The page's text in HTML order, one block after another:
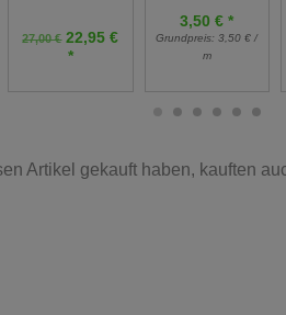
27,00 €22,95 €
*
3,50 € *
Grundpreis:3,50 € /
m
Artikel gekauft haben, kauften